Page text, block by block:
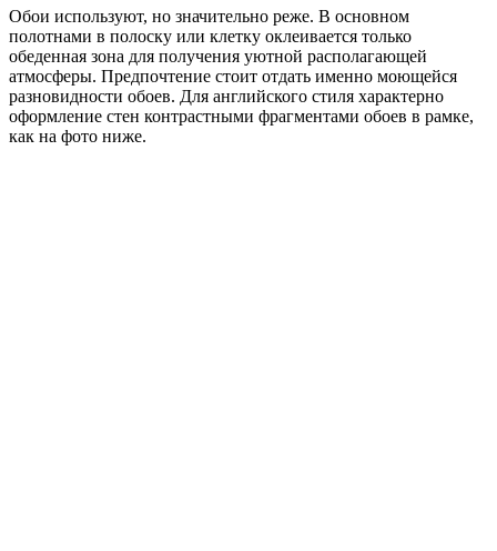
Обои используют, но значительно реже. В основном
полотнами в полоску или клетку оклеивается только
обеденная зона для получения уютной располагающей
атмосферы. Предпочтение стоит отдать именно моющейся
разновидности обоев. Для английского стиля характерно
оформление стен контрастными фрагментами обоев в рамке,
как на фото ниже.